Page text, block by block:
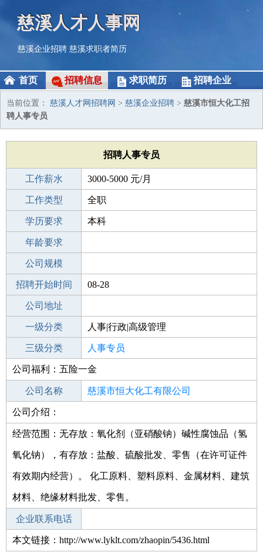
慈溪人才人事网
慈溪企业招聘 慈溪求职者简历
首页 招聘信息 求职简历 招聘企业
当前位置： 慈溪人才网招聘网 > 慈溪企业招聘 > 慈溪市恒大化工招
聘人事专员
招聘人事专员
工作薪水 3000-5000 元/月
招聘人数 1人
工作类型 全职
性别要求 -
学历要求 本科
工作经验
年龄要求
工作地点
公司规模
公司电话
招聘开始时间 08-28
招聘结束时间
公司地址
一级分类 人事|行政|高级管理
二级分类 人事/行政
三级分类 人事专员
其他行业
公司福利：五险一金
公司名称 慈溪市恒大化工有限公司
公司类型
公司介绍：
经营范围：无存放：氧化剂（亚硝酸钠）碱性腐蚀品（氢
氧化钠），有存放：盐酸、硫酸批发、零售（在许可证件
有效期内经营）。 化工原料、塑料原料、金属材料、建筑
材料、绝缘材料批发、零售。
企业联系电话
本文链接：http://www.lyklt.com/zhaopin/5436.html